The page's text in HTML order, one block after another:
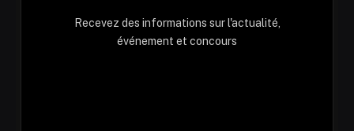
Recevez des informations sur l'actualité,
événement et concours